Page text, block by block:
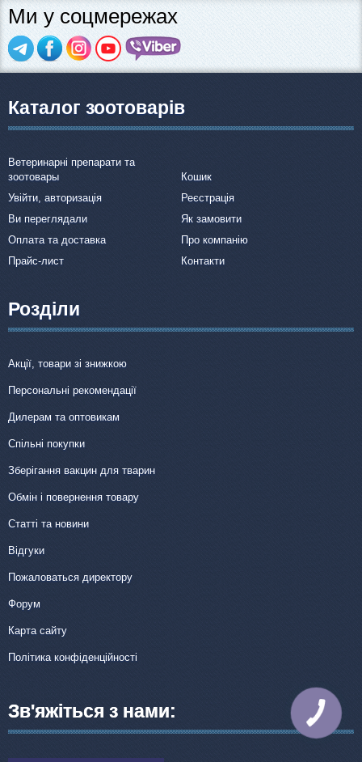
Ми у соцмережах
Каталог зоотоварів
Ветеринарні препарати та
зоотовары
Кошик
Увійти, авторизація
Реєстрація
Ви переглядали
Як замовити
Оплата та доставка
Про компанію
Прайс-лист
Контакти
Розділи
Акції, товари зі знижкою
Персональні рекомендації
Дилерам та оптовикам
Спільні покупки
Зберігання вакцин для тварин
Обмін і повернення товару
Статті та новини
Відгуки
Пожаловаться директору
Форум
Карта сайту
Політика конфіденційності
Зв'яжіться з нами:
КНОПКА
ЗВ'ЯЗКУ